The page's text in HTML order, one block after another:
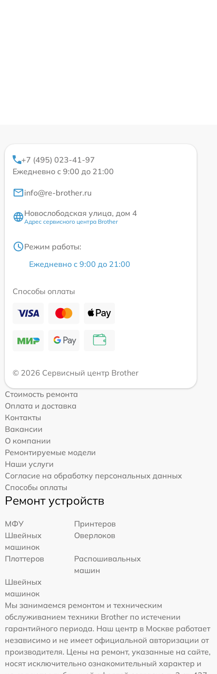
+7 (495) 023-41-97
Ежедневно с 9:00 до 21:00
info@re-brother.ru
Новослободская улица, дом 4
Адрес сервисного центра Brother
Режим работы:
Ежедневно с 9:00 до 21:00
Способы оплаты
© 2026 Сервисный центр Brother
Стоимость ремонта
Оплата и доставка
Контакты
Вакансии
О компании
Ремонтируемые модели
Наши услуги
Согласие на обработку персональных данных
Способы оплаты
Ремонт устройств
МФУ
Принтеров
Швейных
машинок
Оверлоков
Плоттеров
Распошивальных
машин
Швейных
машинок
Мы занимаемся ремонтом и техническим
обслуживанием техники Brother по истечении
гарантийного периода. Наш центр в Москве работает
независимо и не имеет официальной авторизации от
производителя. Цены на ремонт, указанные на сайте,
носят исключительно ознакомительный характер и